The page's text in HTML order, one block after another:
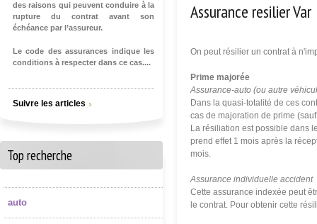
Assurance resilier Var
On peut résilier un contrat à
Prime majorée
Assurance-auto (ou autre
Dans la quasi-totalité de ces
cas de majoration de prime
La résiliation est possible dans
prend effet 1 mois après la
mois.
Assurance individuelle accident
Cette assurance indexée peut
le contrat. Pour obtenir cette
des raisons qui peuvent conduire à la
rupture du contrat avant son
échéance par l’assureur.
Le code des assurances indique les
conditions à respecter dans ce cas....
Suivre les articles
Top recherche
auto